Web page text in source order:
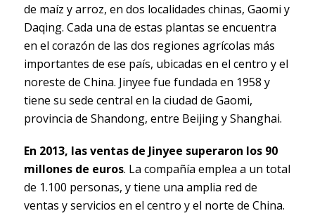
de maíz y arroz, en dos localidades chinas, Gaomi y
Daqing. Cada una de estas plantas se encuentra
en el corazón de las dos regiones agrícolas más
importantes de ese país, ubicadas en el centro y el
noreste de China. Jinyee fue fundada en 1958 y
tiene su sede central en la ciudad de Gaomi,
provincia de Shandong, entre Beijing y Shanghai.
En 2013, las ventas de Jinyee superaron los 90
millones de euros. La compañía emplea a un total
de 1.100 personas, y tiene una amplia red de
ventas y servicios en el centro y el norte de China.